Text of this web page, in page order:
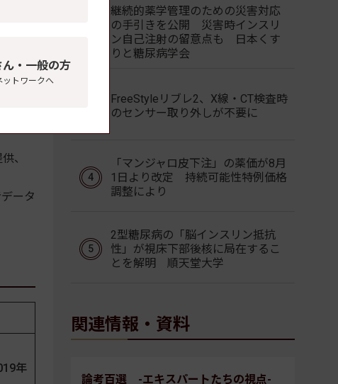
、
ータ
年
継続的薬学管理のための災害対応
の手引きを公開 災害時インスリ
ン自己注射の留意点も 日本くす
りと糖尿病学会
FreeStyleリブレ2、X線・CT検査時
のセンサー取り外しが不要に
「マンジャロ皮下注」の薬価が8月
1日より改定 持続可能性特例価格
調整により
2型糖尿病の「脳インスリン抵抗
性」が視床下部後核に局在するこ
とを解明 順天堂大学
関連情報・資料
論考百選 -エキスパートたちの視点-
ん・一般の方
ットワークへ